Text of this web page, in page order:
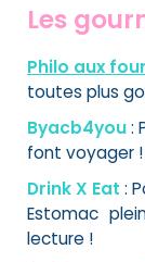
Les
Philo aux
toutes plus
Byacb4you:
font voyager !
Drink X Eat :
Estomac
lecture !